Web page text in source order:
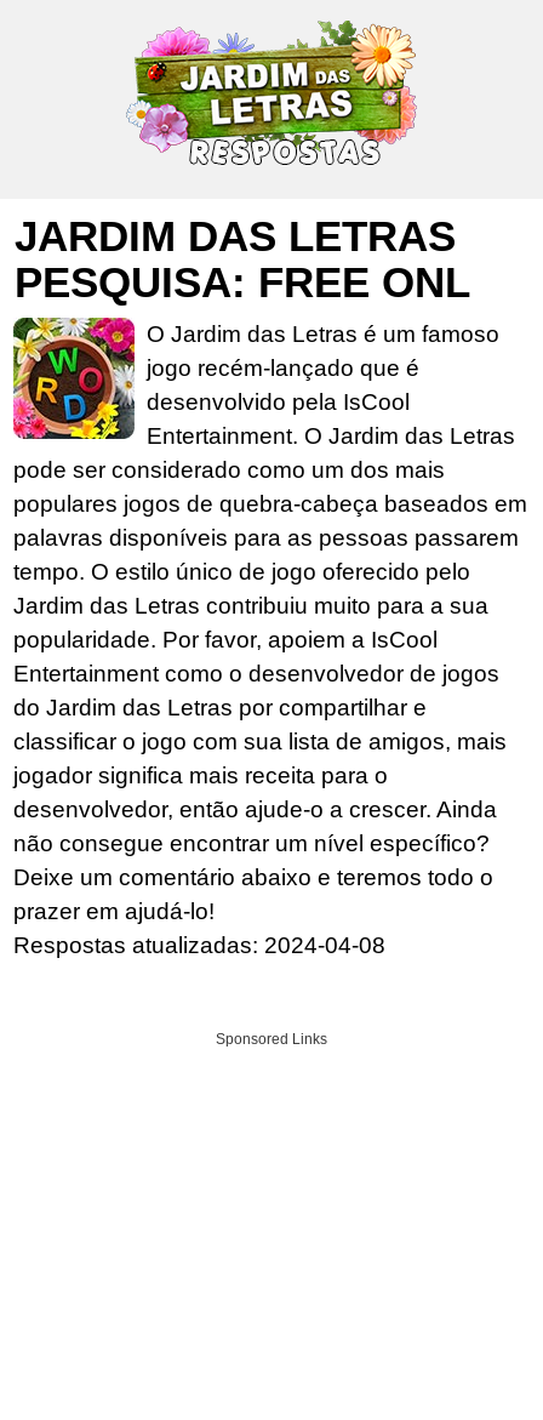
JARDIM DAS LETRAS
PESQUISA: FREE ONL
O Jardim das Letras é um famoso
jogo recém-lançado que é
desenvolvido pela IsCool
Entertainment. O Jardim das Letras
pode ser considerado como um dos mais
populares jogos de quebra-cabeça baseados em
palavras disponíveis para as pessoas passarem
tempo. O estilo único de jogo oferecido pelo
Jardim das Letras contribuiu muito para a sua
popularidade. Por favor, apoiem a IsCool
Entertainment como o desenvolvedor de jogos
do Jardim das Letras por compartilhar e
classificar o jogo com sua lista de amigos, mais
jogador significa mais receita para o
desenvolvedor, então ajude-o a crescer. Ainda
não consegue encontrar um nível específico?
Deixe um comentário abaixo e teremos todo o
prazer em ajudá-lo!
Respostas atualizadas: 2024-04-08
Sponsored Links